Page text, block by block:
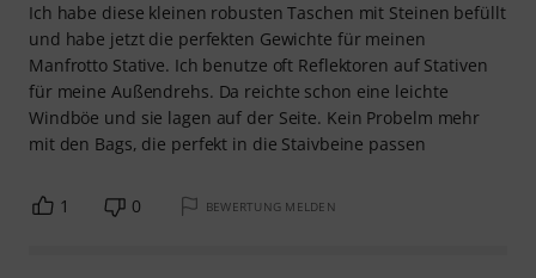
Ich habe diese kleinen robusten Taschen mit Steinen befüllt
und habe jetzt die perfekten Gewichte für meinen
Manfrotto Stative. Ich benutze oft Reflektoren auf Stativen
für meine Außendrehs. Da reichte schon eine leichte
Windböe und sie lagen auf der Seite. Kein Probelm mehr
mit den Bags, die perfekt in die Staivbeine passen
1 0 BEWERTUNG MELDEN